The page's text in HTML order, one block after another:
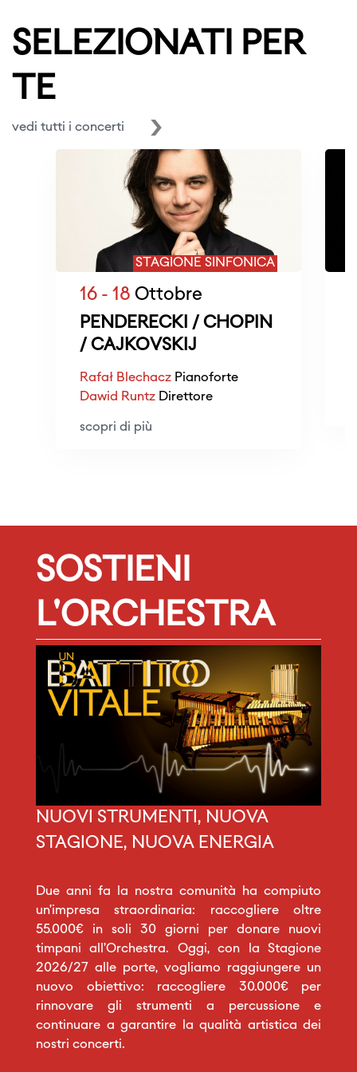
SELEZIONATI PER
TE
vedi tutti i concerti
STAGIONE SINFONICA
16 - 18 Ottobre
PENDERECKI / CHOPIN
/ CAJKOVSKIJ
Rafał Blechacz Pianoforte
Dawid Runtz Direttore
scopri di più
SOSTIENI
L'ORCHESTRA
NUOVI STRUMENTI, NUOVA
STAGIONE, NUOVA ENERGIA
Due anni fa la nostra comunità ha compiuto
un’impresa straordinaria: raccogliere oltre
55.000€ in soli 30 giorni per donare nuovi
timpani all’Orchestra. Oggi, con la Stagione
2026/27 alle porte, vogliamo raggiungere un
nuovo obiettivo: raccogliere 30.000€ per
rinnovare gli strumenti a percussione e
continuare a garantire la qualità artistica dei
nostri concerti.